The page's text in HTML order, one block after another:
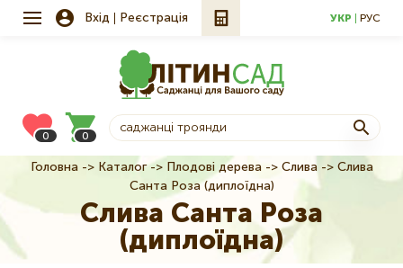
Вхід Реєстрація УКР РУС
0 0
Рядок
навіґації
Головна Каталог Плодові дерева Слива
Слива
Санта Роза (диплоїдна)
Слива Санта Роза
(диплоїдна)